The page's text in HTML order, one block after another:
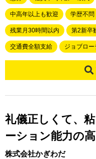
中高年以上も歓迎 学歴不問
残業月30時間以内 第2新卒
交通費全額支給 ジョブロー
礼儀正しくて、
ーション能力の
株式会社かぎわだ